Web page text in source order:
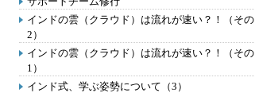
インドの雲（クラウド）は流れが速い？！（その
2）
インドの雲（クラウド）は流れが速い？！（その
1）
インド式、学ぶ姿勢について（3）